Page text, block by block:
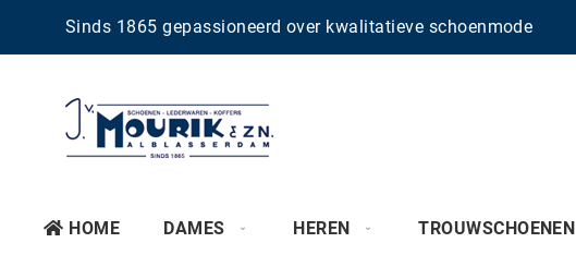
Sinds 1865 gepassioneerd over kwalitatieve schoenmode
HOME DAMES HEREN TROUWSCHOENEN